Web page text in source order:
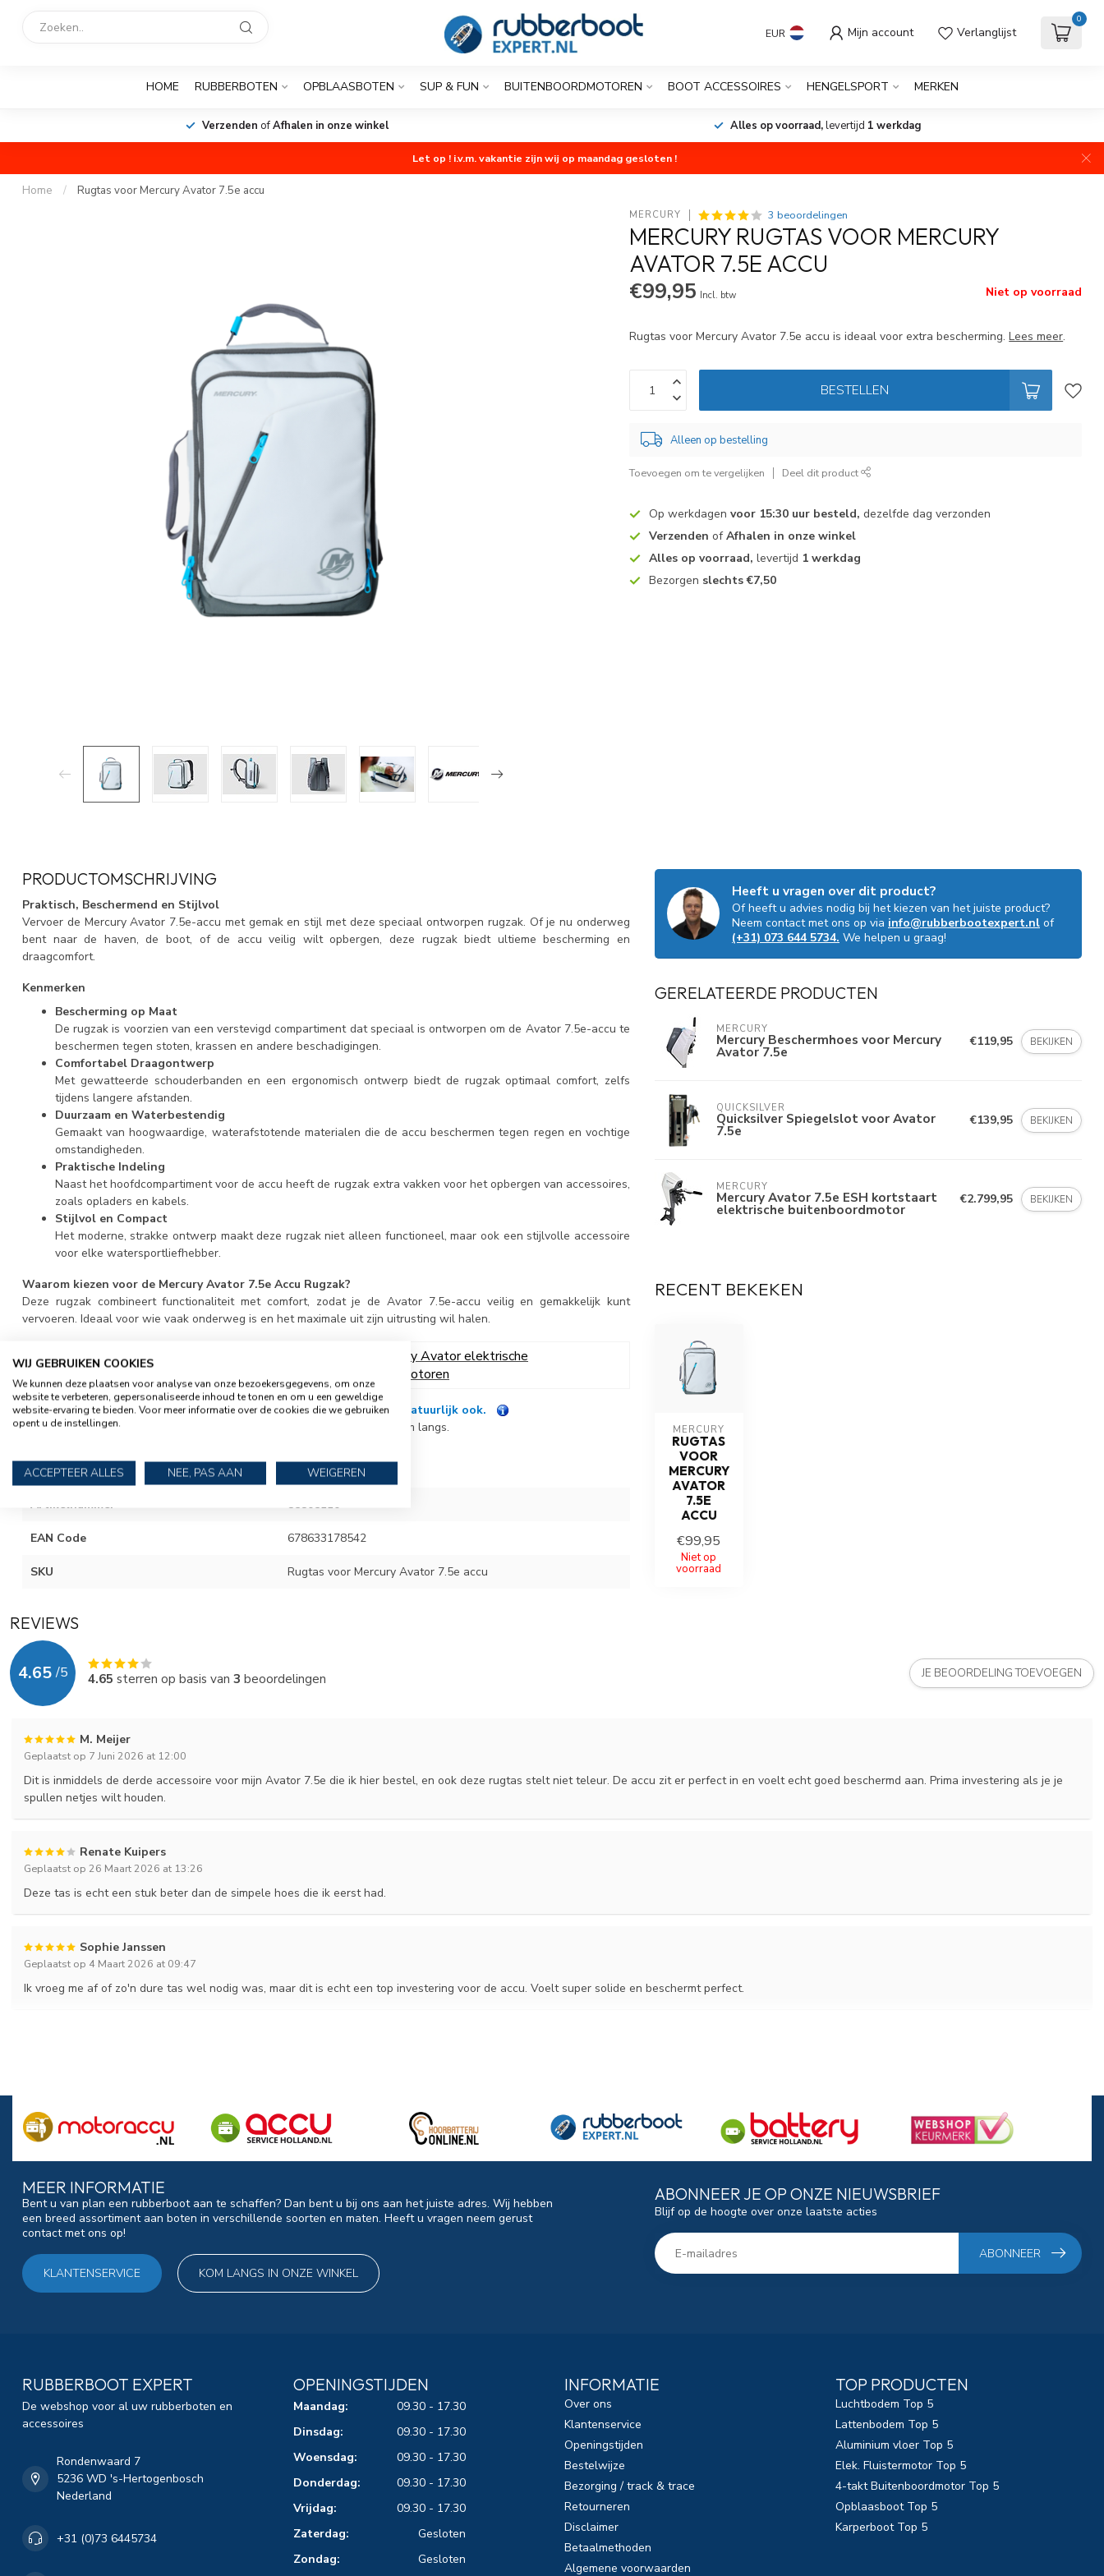
EUR Mijn account Verlanglijst
0
HOME RUBBERBOTEN OPBLAASBOTEN SUP & FUN BUITENBOORDMOTOREN BOOT ACCESSOIRES HENGELSPORT MERKEN
Alles op voorraad,levertijd1 werkdag Bezorgenslechts €7,50
Let op ! i.v.m. vakantie zijn wij op maandag gesloten !
Home / Rugtas voor Mercury Avator 7.5e accu
MERCURY 3 beoordelingen
MERCURY RUGTAS VOOR MERCURY
AVATOR 7.5E ACCU
€99,95 Incl. btw Niet op voorraad
Rugtas voor Mercury Avator 7.5e accu is ideaal voor extra bescherming.Lees meer.
BESTELLEN
Alleen op bestelling
Toevoegen om te vergelijken Deel dit product
Op werkdagenvoor 15:30 uur besteld, dezelfde dag verzonden
Verzenden ofAfhalen in onze winkel
Alles op voorraad, levertijd 1 werkdag
Bezorgen slechts €7,50
PRODUCTOMSCHRIJVING
Praktisch, Beschermend en Stijlvol
Vervoer de Mercury Avator 7.5e-accu met gemak en stijl met deze speciaal ontworpen rugzak. Of je nu onderweg
bent naar de haven, de boot, of de accu veilig wilt opbergen, deze rugzak biedt ultieme bescherming en
draagcomfort.
Kenmerken
Bescherming op Maat
De rugzak is voorzien van een verstevigd compartiment dat speciaal is ontworpen om de Avator 7.5e-accu te
beschermen tegen stoten, krassen en andere beschadigingen.
Comfortabel Draagontwerp
Met gewatteerde schouderbanden en een ergonomisch ontwerp biedt de rugzak optimaal comfort, zelfs
tijdens langere afstanden.
Duurzaam en Waterbestendig
Gemaakt van hoogwaardige, waterafstotende materialen die de accu beschermen tegen regen en vochtige
omstandigheden.
Praktische Indeling
Naast het hoofdcompartiment voor de accu heeft de rugzak extra vakken voor het opbergen van accessoires,
zoals opladers en kabels.
Stijlvol en Compact
Het moderne, strakke ontwerp maakt deze rugzak niet alleen functioneel, maar ook een stijlvolle accessoire
voor elke watersportliefhebber.
Waarom kiezen voor de Mercury Avator 7.5e Accu Rugzak?
Deze rugzak combineert functionaliteit met comfort, zodat je de Avator 7.5e-accu veilig en gemakkelijk kunt
vervoeren. Ideaal voor wie vaak onderweg is en het maximale uit zijn uitrusting wil halen.
Folder Mercury Avator elektrische
buitenboordmotoren
Vandaag online besteld, de volgende werkdag in huis, afhalen kan natuurlijk ook.
Vragen? Bel dan073-6445734 of kom langs.
SPECIFICATIES
Artikelnummer 85805110
EAN Code 678633178542
SKU Rugtas voor Mercury Avator 7.5e accu
Heeft u vragen over dit product?
Of heeft u advies nodig bij het kiezen van het juiste product?
Neem contact met ons op via info@rubberbootexpert.nl of
(+31) 073 644 5734. We helpen u graag!
GERELATEERDE PRODUCTEN
MERCURY
Mercury Beschermhoes voor Mercury
Avator 7.5e
€119,95 BEKIJKEN
QUICKSILVER
Quicksilver Spiegelslot voor Avator
7.5e
€139,95 BEKIJKEN
MERCURY
Mercury Avator 7.5e ESH kortstaart
elektrische buitenboordmotor
€2.799,95 BEKIJKEN
RECENT BEKEKEN
MERCURY
RUGTAS
VOOR
MERCURY
AVATOR
7.5E
ACCU
€99,95
Niet op
voorraad
REVIEWS
4.65 /5 4.65 sterren op basis van 3 beoordelingen JE BEOORDELING TOEVOEGEN
M. Meijer
Geplaatst op 7 Juni 2026 at 12:00
Dit is inmiddels de derde accessoire voor mijn Avator 7.5e die ik hier bestel, en ook deze rugtas stelt niet teleur. De accu zit er perfect in en voelt echt goed beschermd aan. Prima investering als je je
spullen netjes wilt houden.
Renate Kuipers
Geplaatst op 26 Maart 2026 at 13:26
Deze tas is echt een stuk beter dan de simpele hoes die ik eerst had.
Sophie Janssen
Geplaatst op 4 Maart 2026 at 09:47
Ik vroeg me af of zo'n dure tas wel nodig was, maar dit is echt een top investering voor de accu. Voelt super solide en beschermt perfect.
MEER INFORMATIE
Bent u van plan een rubberboot aan te schaffen? Dan bent u bij ons aan het juiste adres. Wij hebben
een breed assortiment aan boten in verschillende soorten en maten. Heeft u vragen neem gerust
contact met ons op!
KLANTENSERVICE KOM LANGS IN ONZE WINKEL
ABONNEER JE OP ONZE NIEUWSBRIEF
Blijf op de hoogte over onze laatste acties
ABONNEER
RUBBERBOOT EXPERT
De webshop voor al uw rubberboten en
accessoires
Rondenwaard 7
5236 WD 's-Hertogenbosch
Nederland
+31 (0)73 6445734
OPENINGSTIJDEN
Maandag:
09.30 - 17.30
Dinsdag:
09.30 - 17.30
Woensdag:
09.30 - 17.30
Donderdag:
09.30 - 17.30
Vrijdag:
09.30 - 17.30
Zaterdag:
Gesloten
Zondag:
Gesloten
INFORMATIE
Over ons
Klantenservice
Openingstijden
Bestelwijze
Bezorging / track & trace
Retourneren
Disclaimer
Betaalmethoden
Algemene voorwaarden
TOP PRODUCTEN
Luchtbodem Top 5
Lattenbodem Top 5
Aluminium vloer Top 5
Elek. Fluistermotor Top 5
4-takt Buitenboordmotor Top 5
Opblaasboot Top 5
Karperboot Top 5
WIJ GEBRUIKEN COOKIES
We kunnen deze plaatsen voor analyse van onze bezoekersgegevens, om onze
website te verbeteren, gepersonaliseerde inhoud te tonen en om u een geweldige
website-ervaring te bieden. Voor meer informatie over de cookies die we gebruiken
opent u de instellingen.
ACCEPTEER ALLES NEE, PAS AAN WEIGEREN